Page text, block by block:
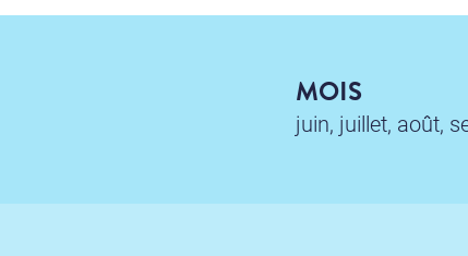
MOIS
juin, juillet, août,